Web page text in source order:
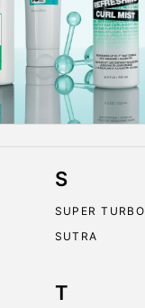
S
SUPER TURBO
SUTRA
T